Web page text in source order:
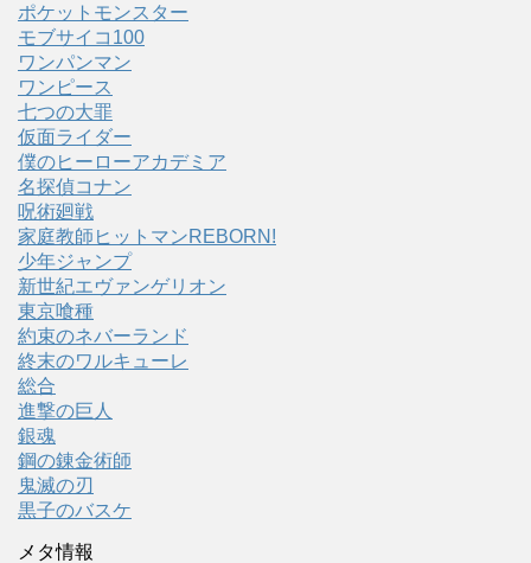
ポケットモンスター
モブサイコ100
ワンパンマン
ワンピース
七つの大罪
仮面ライダー
僕のヒーローアカデミア
名探偵コナン
呪術廻戦
家庭教師ヒットマンREBORN!
少年ジャンプ
新世紀エヴァンゲリオン
東京喰種
約束のネバーランド
終末のワルキューレ
総合
進撃の巨人
銀魂
鋼の錬金術師
鬼滅の刃
黒子のバスケ
メタ情報